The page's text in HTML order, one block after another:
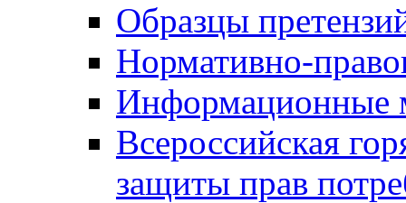
Образцы
Нормативно-
Информационные
Всероссийская
защиты прав